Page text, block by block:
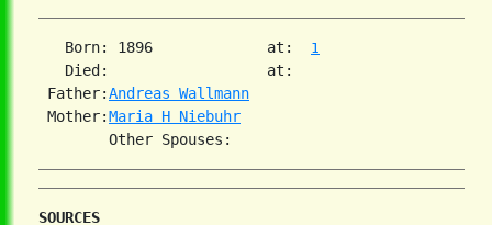
   Born: 1896             at:
1
   Died:                  at:
Father:Andreas Wallmann
Mother:Maria H Niebuhr
SOURCES